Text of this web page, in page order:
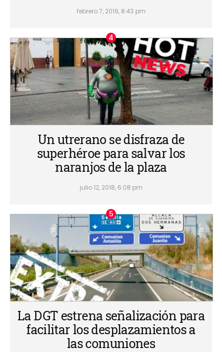
febrero 7, 2019, 8:43 pm
Un utrerano se disfraza de
superhéroe para salvar los
naranjos de la plaza
julio 12, 2018, 6:08 pm
La DGT estrena señalización para
facilitar los desplazamientos a
las comuniones